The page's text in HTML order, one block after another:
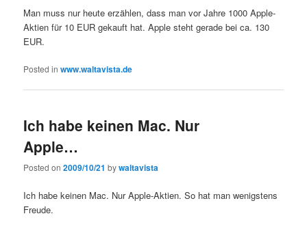
Man muss nur heute erzählen, dass man vor Jahre 1000 Apple-
Aktien für 10 EUR gekauft hat. Apple steht gerade bei ca. 130
EUR.
Posted in www.waltavista.de
Ich habe keinen Mac. Nur
Apple…
Posted on2009/10/21 bywaltavista
Ich habe keinen Mac. Nur Apple-Aktien. So hat man wenigstens
Freude.